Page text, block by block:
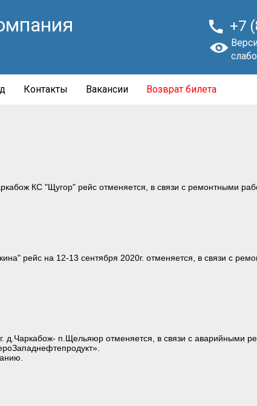
 +7
Контакты Вакансии Возврат билета
КС "Щугор" рейс отменяется, в связи с ремонтными
рейс на 12-13 сентября 2020г. отменяется, в связи с
п.Щельяюр отменяется, в связи с аварийными